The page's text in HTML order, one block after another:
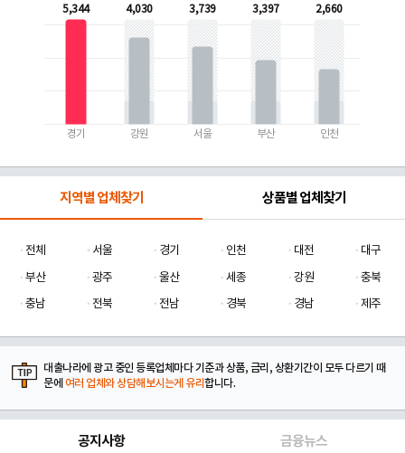
5,344
경기
4,030
강원
3,739
서울
3,397
부산
2,660
인천
지역별 업체찾기 상품별 업체찾기
전체 서울 경기 인천 대전
대구
부산
광주 울산 세종 강원
충북
충남
전북 전남 경북 경남 제주
대출나라에 광고 중인 등록업체마다 기준과 상품, 금리, 상환기간이 모두 다르기 때
문에 여러 업체와 상담해보시는게 유리합니다.
공지사항 금융뉴스